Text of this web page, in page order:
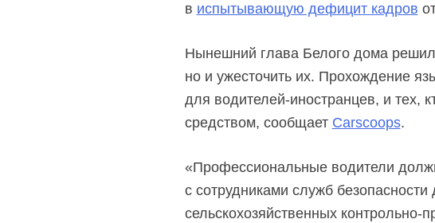
в испытывающую дефицит кадров
Нынешний глава Белого дома решил
но и ужесточить их. Прохождение
для водителей-иностранцев, и тех,
средством, сообщает Carscoops.
«Профессиональные водители
с сотрудниками служб
сельскохозяйственных контрольно-